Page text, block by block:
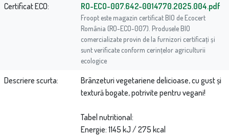
Certificat ECO RO-ECO-007.642-0014770.2025.004.pdf
Froopt este magazin certificat BIO de Ecocert
România (RO-ECO-007). Produsele BIO
comercializate provin de la furnizori certificați și
sunt verificate conform cerințelor agriculturii
ecologice
Descriere scurta
Brânzeturi vegetariene delicioase, cu gust și
textură bogate, potrivite pentru vegani!
Tabel nutritional:
Energie: 1145 kJ / 275 kcal